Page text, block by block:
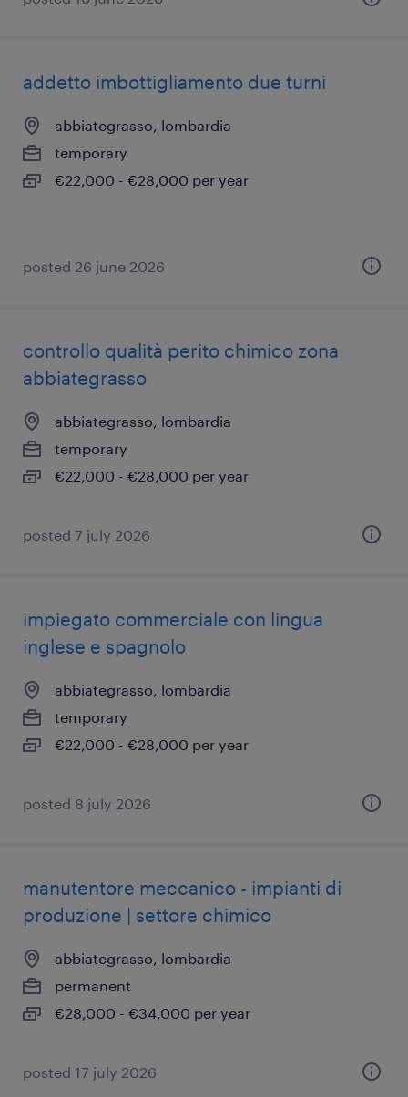
addetto imbottigliamento due turni
abbiategrasso, lombardia
temporary
€22,000 - €28,000 per year
posted 26 june 2026
controllo qualità perito chimico zona
abbiategrasso
abbiategrasso, lombardia
temporary
€22,000 - €28,000 per year
posted 7 july 2026
impiegato commerciale con lingua
inglese e spagnolo
abbiategrasso, lombardia
temporary
€22,000 - €28,000 per year
posted 8 july 2026
manutentore meccanico - impianti di
produzione | settore chimico
abbiategrasso, lombardia
permanent
€28,000 - €34,000 per year
posted 17 july 2026